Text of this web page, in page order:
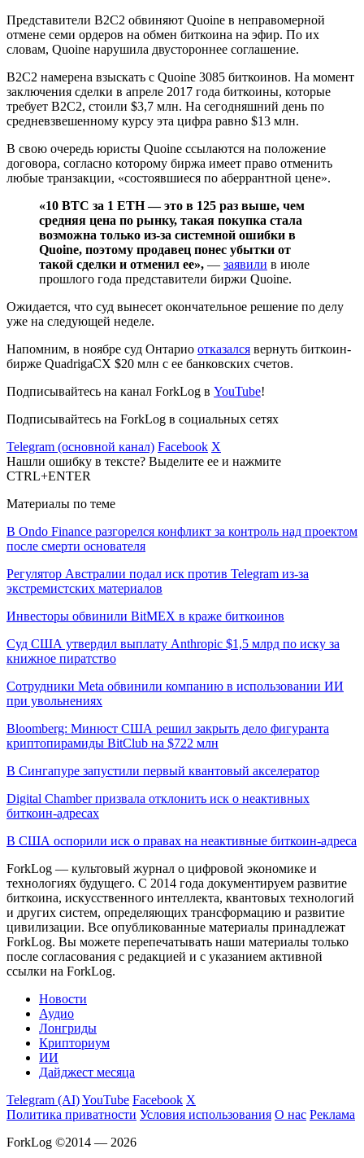
Представители B2C2 обвиняют Quoine в неправомерной
отмене семи ордеров на обмен биткоина на эфир. По их
словам, Quoine нарушила двустороннее соглашение.
B2C2 намерена взыскать с Quoine 3085 биткоинов. На момент
заключения сделки в апреле 2017 года биткоины, которые
требует B2C2, стоили $3,7 млн. На сегодняшний день по
средневзвешенному курсу эта цифра равно $13 млн.
В свою очередь юристы Quoine ссылаются на положение
договора, согласно которому биржа имеет право отменить
любые транзакции, «состоявшиеся по аберрантной цене».
«10 BTC за 1 ETH — это в 125 раз выше, чем
средняя цена по рынку, такая покупка стала
возможна только из-за системной ошибки в
Quoine, поэтому продавец понес убытки от
такой сделки и отменил ее», — заявили в июле
прошлого года представители биржи Quoine.
Ожидается, что суд вынесет окончательное решение по делу
уже на следующей неделе.
Напомним, в ноябре суд Онтарио отказался вернуть биткоин-
бирже QuadrigaCX $20 млн с ее банковских счетов.
Подписывайтесь на канал ForkLog в YouTube!
Подписывайтесь на ForkLog в социальных сетях
Telegram (основной канал) Facebook X
Нашли ошибку в тексте? Выделите ее и нажмите
CTRL+ENTER
Материалы по теме
В Ondo Finance разгорелся конфликт за контроль над проектом
после смерти основателя
Регулятор Австралии подал иск против Telegram из-за
экстремистских материалов
Инвесторы обвинили BitMEX в краже биткоинов
Суд США утвердил выплату Anthropic $1,5 млрд по иску за
книжное пиратство
Сотрудники Meta обвинили компанию в использовании ИИ
при увольнениях
Bloomberg: Минюст США решил закрыть дело фигуранта
криптопирамиды BitClub на $722 млн
В Сингапуре запустили первый квантовый акселератор
Digital Chamber призвала отклонить иск о неактивных
биткоин-адресах
В США оспорили иск о правах на неактивные биткоин-адреса
ForkLog — культовый журнал о цифровой экономике и
технологиях будущего. С 2014 года документируем развитие
биткоина, искусственного интеллекта, квантовых технологий
и других систем, определяющих трансформацию и развитие
цивилизации. Все опубликованные материалы принадлежат
ForkLog. Вы можете перепечатывать наши материалы только
после согласования с редакцией и с указанием активной
ссылки на ForkLog.
Новости
Аудио
Лонгриды
Крипториум
ИИ
Дайджест месяца
Telegram (AI)YouTube Facebook X
Политика приватности Условия использования О нас Реклама
ForkLog ©2014 — 2026